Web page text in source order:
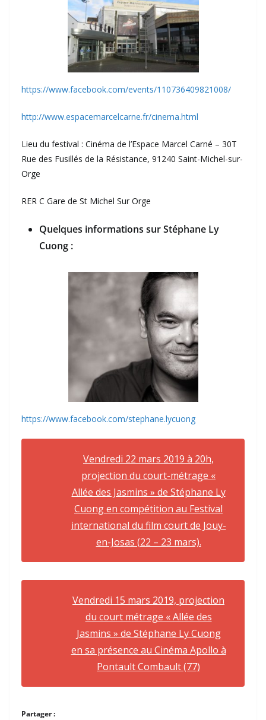
https://www.facebook.com/events/110736409821008/
http://www.espacemarcelcarne.fr/cinema.html
Lieu du festival : Cinéma de l’Espace Marcel Carné – 30T
Rue des Fusillés de la Résistance, 91240 Saint-Michel-sur-
Orge
RER C Gare de St Michel Sur Orge
Quelques informations sur Stéphane Ly
Cuong :
https://www.facebook.com/stephane.lycuong
Vendredi 22 mars 2019 à 20h,
projection du court-métrage «
Allée des Jasmins » de Stéphane Ly
Cuong en compétition au Festival
international du film court de Jouy-
en-Josas (22 – 23 mars).
Vendredi 15 mars 2019, projection
du court métrage « Allée des
Jasmins » de Stéphane Ly Cuong
en sa présence au Cinéma Apollo à
Pontault Combault (77)
Partager :